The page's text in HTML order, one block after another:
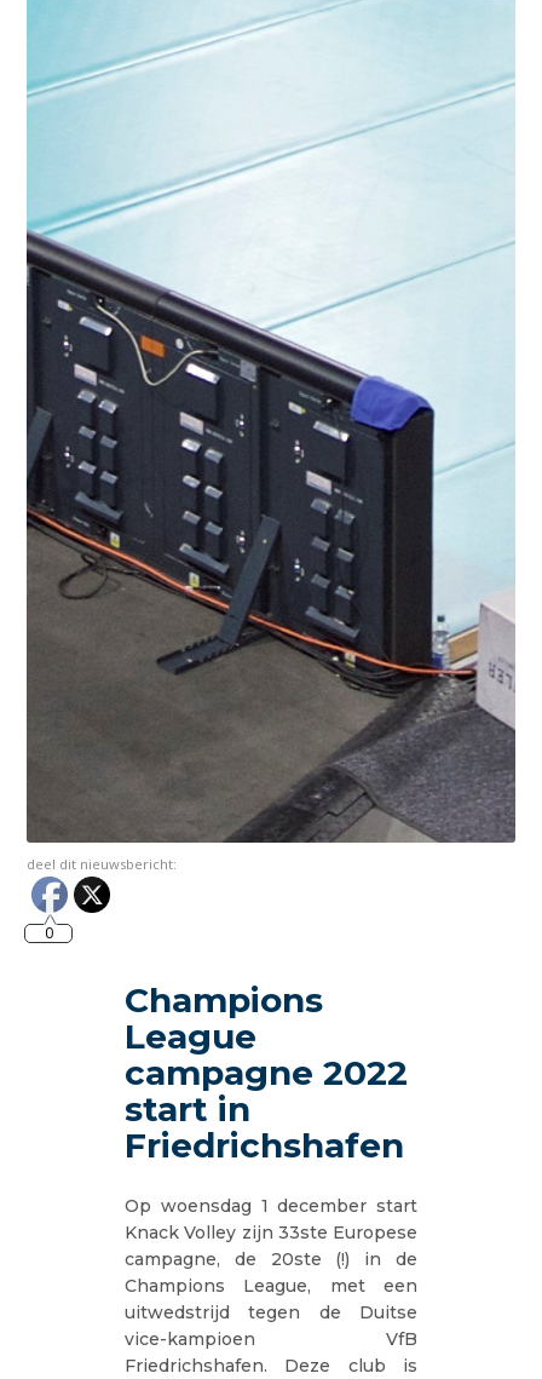
deel dit nieuwsbericht:
0
Champions
League
campagne 2022
start in
Friedrichshafen
Op woensdag 1 december start
Knack Volley zijn 33ste Europese
campagne, de 20ste (!) in de
Champions League, met een
uitwedstrijd tegen de Duitse
vice-kampioen VfB
Friedrichshafen. Deze club is